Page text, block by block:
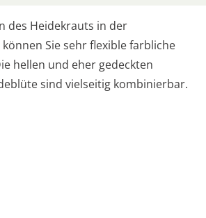
des Heidekrauts in der
Sie sehr flexible farbliche
hellen und eher gedeckten
sind vielseitig kombinierbar.